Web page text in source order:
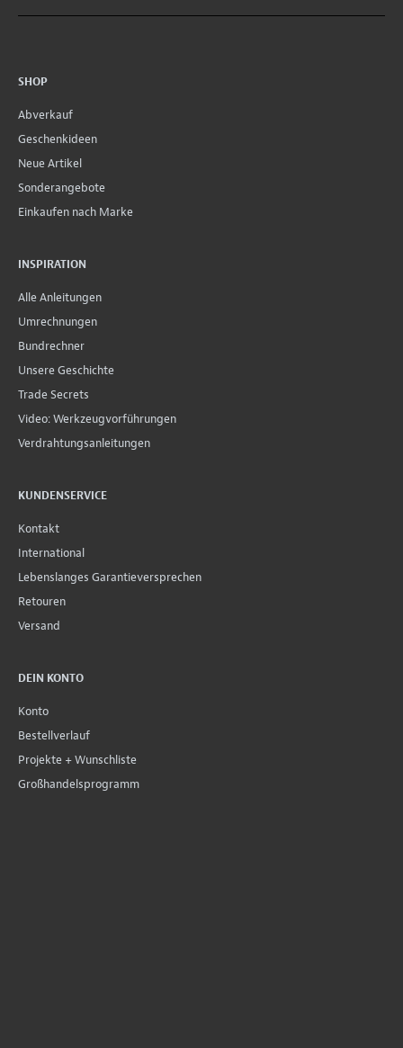
SHOP
Abverkauf
Geschenkideen
Neue Artikel
Sonderangebote
Einkaufen nach Marke
INSPIRATION
Alle Anleitungen
Umrechnungen
Bundrechner
Unsere Geschichte
Trade Secrets
Video: Werkzeugvorführungen
Verdrahtungsanleitungen
KUNDENSERVICE
Kontakt
International
Lebenslanges Garantieversprechen
Retouren
Versand
DEIN KONTO
Konto
Bestellverlauf
Projekte + Wunschliste
Großhandelsprogramm